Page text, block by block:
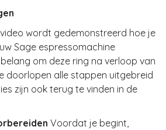
wordt gedemonstreerd hoe je
Sage espressomachine
om deze ring na verloop van
doorlopen alle stappen uitgebreid
zijn ook terug te vinden in de
Voordat je begint,